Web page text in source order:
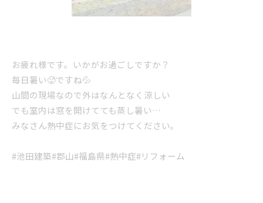
お疲れ様です。いかがお過ごしですか？
毎日暑い🥵ですね💦
山間の現場なので外はなんとなく涼しい
でも室内は窓を開けてても蒸し暑い…
みなさん熱中症にお気をつけてください。
#池田建築#郡山#福島県#熱中症#リフォーム